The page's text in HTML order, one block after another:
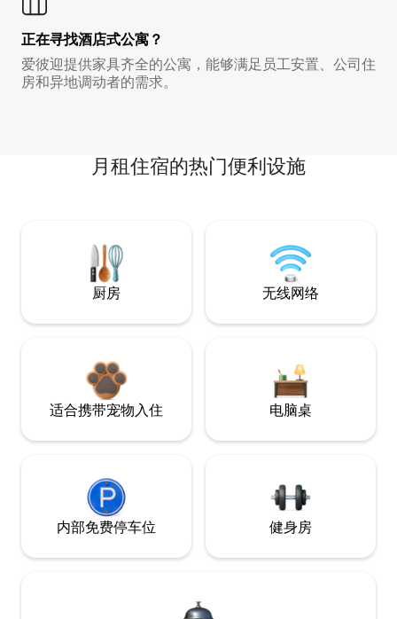
正在寻找酒店式公寓？
爱彼迎提供家具齐全的公寓，能够满足员工安置、公司住
房和异地调动者的需求。
月租住宿的热门便利设施
厨房 无线网络
适合携带宠物入住 电脑桌
内部免费停车位 健身房